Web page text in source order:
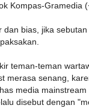
Kompas-Gramedia
dan bias, jika sebutan
teman-teman
merasa senang,
media mainstream
disebut dengan